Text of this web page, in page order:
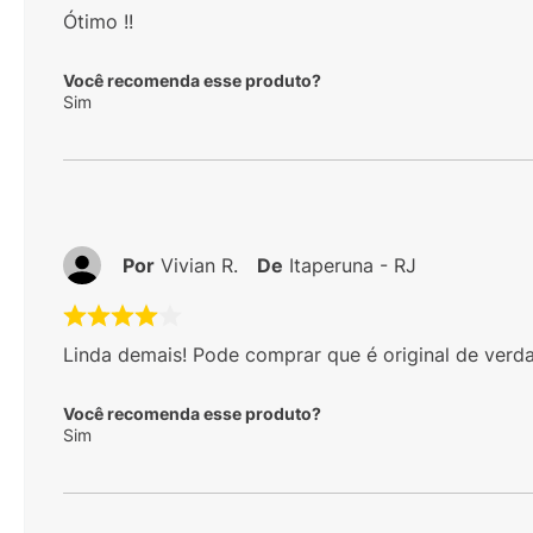
Ótimo !!
Você recomenda esse produto?
Sim
Linda demais! Pode comprar que é original de
Você recomenda esse produto?
Sim
Por Vivian R. De Itaperuna - RJ